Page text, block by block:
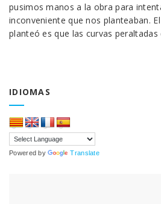
pusimos manos a la obra para
inconveniente que nos planteaban.
planteó es que las curvas peraltadas
IDIOMAS
Powered by Translate